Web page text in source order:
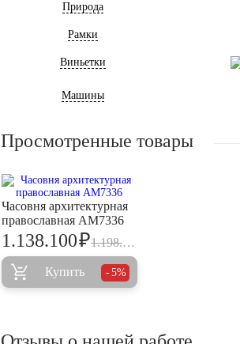
Природа
Рамки
Виньетки
Машины
Просмотренные товары
Часовня архитектурная
православная AM7336
1.198.000
1.138.100₽
Купить 5%